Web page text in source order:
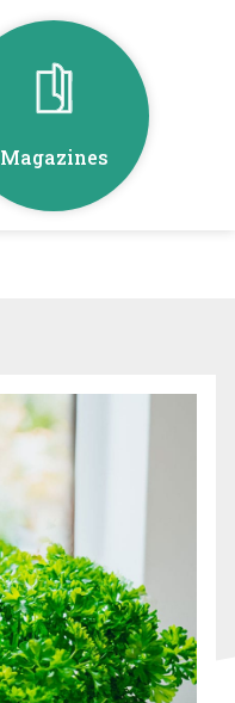
Magazines